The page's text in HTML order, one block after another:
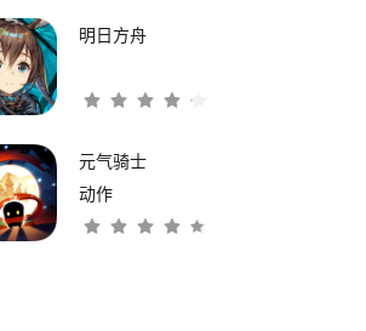
明日方舟
元气骑士
动作